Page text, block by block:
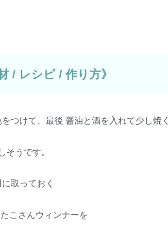
/ レシピ / 作り方》
けて、最後 醤油と酒を入れて少し焼く
うです。
取っておく
こさんウィンナーを